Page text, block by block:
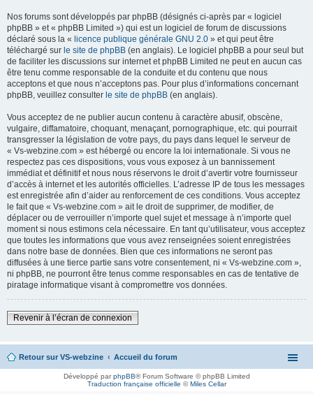
Nos forums sont développés par phpBB (désignés ci-après par « logiciel
phpBB » et « phpBB Limited ») qui est un logiciel de forum de discussions
déclaré sous la « licence publique générale GNU 2.0 » et qui peut être
téléchargé sur le site de phpBB (en anglais). Le logiciel phpBB a pour seul but
de faciliter les discussions sur internet et phpBB Limited ne peut en aucun cas
être tenu comme responsable de la conduite et du contenu que nous
acceptons et que nous n’acceptons pas. Pour plus d’informations concernant
phpBB, veuillez consulter le site de phpBB (en anglais).
Vous acceptez de ne publier aucun contenu à caractère abusif, obscène,
vulgaire, diffamatoire, choquant, menaçant, pornographique, etc. qui pourrait
transgresser la législation de votre pays, du pays dans lequel le serveur de
« Vs-webzine.com » est hébergé ou encore la loi internationale. Si vous ne
respectez pas ces dispositions, vous vous exposez à un bannissement
immédiat et définitif et nous nous réservons le droit d’avertir votre fournisseur
d’accès à internet et les autorités officielles. L’adresse IP de tous les messages
est enregistrée afin d’aider au renforcement de ces conditions. Vous acceptez
le fait que « Vs-webzine.com » ait le droit de supprimer, de modifier, de
déplacer ou de verrouiller n’importe quel sujet et message à n’importe quel
moment si nous estimons cela nécessaire. En tant qu’utilisateur, vous acceptez
que toutes les informations que vous avez renseignées soient enregistrées
dans notre base de données. Bien que ces informations ne seront pas
diffusées à une tierce partie sans votre consentement, ni « Vs-webzine.com »,
ni phpBB, ne pourront être tenus comme responsables en cas de tentative de
piratage informatique visant à compromettre vos données.
Revenir à l’écran de connexion
Retour sur VS-webzine Accueil du forum
Développé parphpBB® Forum Software © phpBB Limited
Traduction française officielle ©Miles Cellar